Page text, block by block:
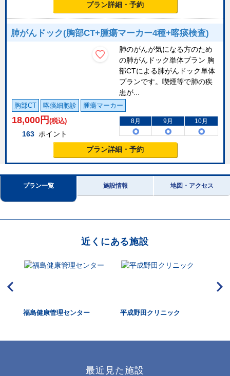
プラン詳細・予約
肺がんドック(胸部CT+腫瘍マーカー4種+喀痰検査)
肺のがんが気になる方のため
の肺がんドック単体プラン 胸
部CTによる肺がんドック単体
プランです。喫煙等で肺の疾
患が...
胸部CT 喀痰細胞診 腫瘍マーカー
18,000 円 (税込)
163 ポイント
8月 9月 10月
プラン詳細・予約
プラン一覧 施設情報 地図・アクセス
近くにある施設
福島健康管理センター 平成野田クリニック
最近見た施設